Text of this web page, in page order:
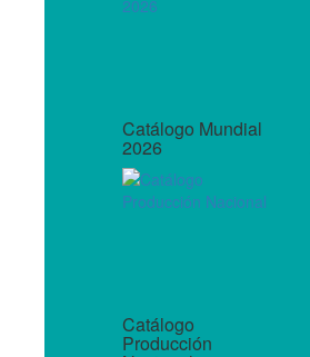
Catálogo Mundial
2026
Catálogo
Producción